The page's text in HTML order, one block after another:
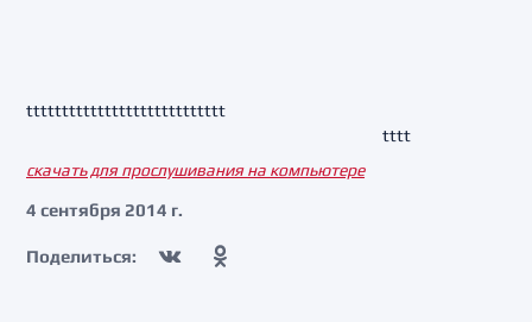
tttttttttttttttttttttttttttt
tttt
скачать для прослушивания на компьютере
4 сентября 2014 г.
Поделиться: